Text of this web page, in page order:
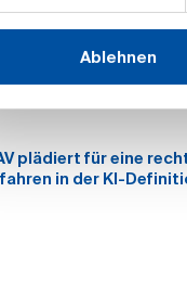
Ablehnen
und Nutzung
den intensiven
und
plädiert für eine
in der KI-